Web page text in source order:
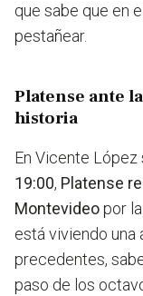
que sabe que en
pestañear.
Platense ante
historia
En Vicente López
19:00, Platense
Montevideopor la
está viviendo una
precedentes,
paso de los